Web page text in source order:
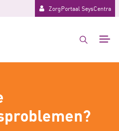
ZorgPortaal SeysCentra